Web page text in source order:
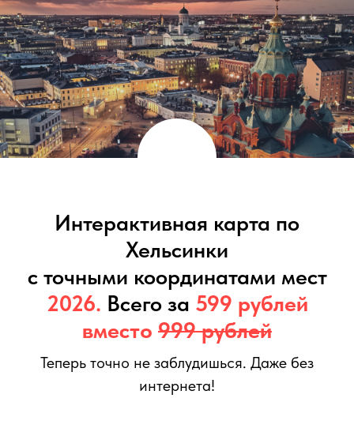
Интерактивная карта по
Хельсинки
с точными координатами мест
2026. Всего за 599 рублей
вместо 999 рублей
Теперь точно не заблудишься. Даже без
интернета!